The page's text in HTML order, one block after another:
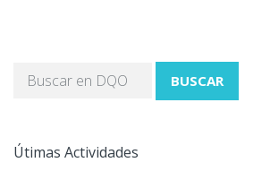
BUSCAR
Útimas Actividades